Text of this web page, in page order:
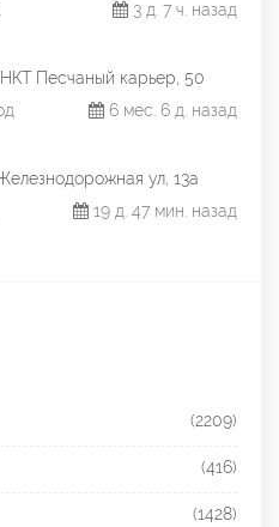
3 д. 7 ч. назад
Песчаный карьер, 50
6 мес. 6 д. назад
ул, 13а
19 д. 47 мин. назад
(2209)
(416)
(1428)